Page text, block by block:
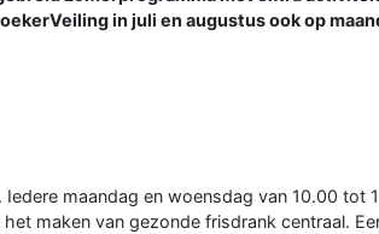
in juli en augustus ook op
maandag en woensdag van 10.00 tot
maken van gezonde frisdrank centraal.